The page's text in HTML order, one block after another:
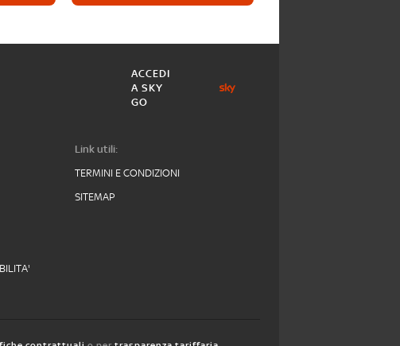
ACCEDI
A SKY
GO
Link utili:
TERMINI E CONDIZIONI
SITEMAP